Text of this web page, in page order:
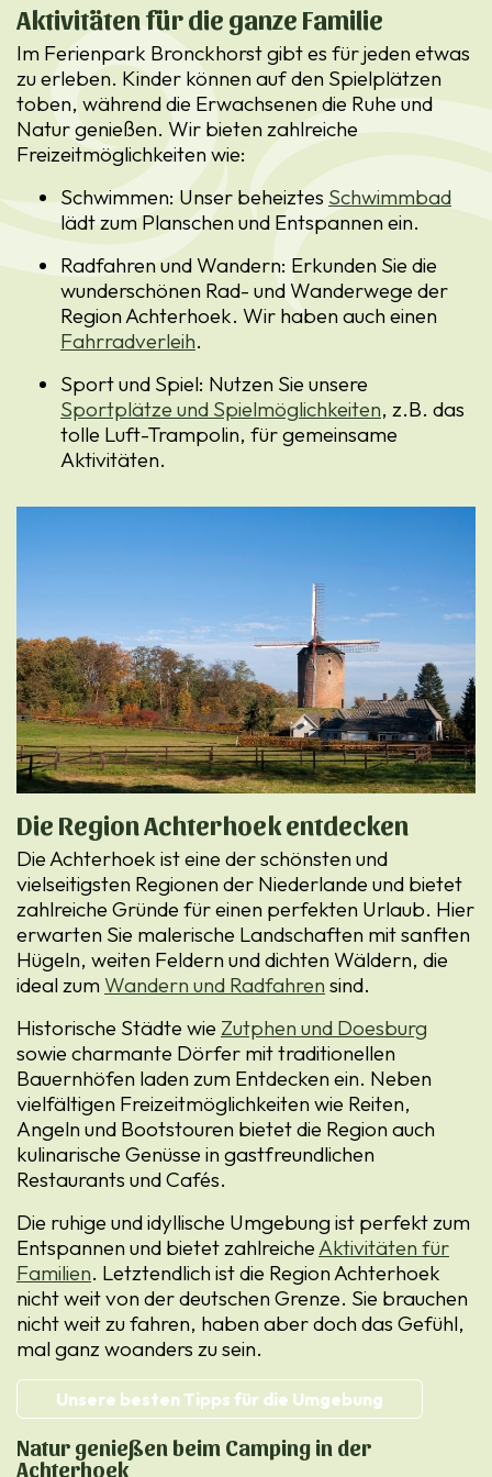
Aktivitäten für die ganze Familie
Im Ferienpark Bronckhorst gibt es für jeden etwas
zu erleben. Kinder können auf den Spielplätzen
toben, während die Erwachsenen die Ruhe und
Natur genießen. Wir bieten zahlreiche
Freizeitmöglichkeiten wie:
Schwimmen: Unser beheiztes Schwimmbad
lädt zum Planschen und Entspannen ein.
Radfahren und Wandern: Erkunden Sie die
wunderschönen Rad- und Wanderwege der
Region Achterhoek. Wir haben auch einen
Fahrradverleih.
Sport und Spiel: Nutzen Sie unsere
Sportplätze und Spielmöglichkeiten, z.B. das
tolle Luft-Trampolin, für gemeinsame
Aktivitäten.
Die Region Achterhoek entdecken
Die Achterhoek ist eine der schönsten und
vielseitigsten Regionen der Niederlande und bietet
zahlreiche Gründe für einen perfekten Urlaub. Hier
erwarten Sie malerische Landschaften mit sanften
Hügeln, weiten Feldern und dichten Wäldern, die
ideal zum Wandern und Radfahren sind.
Historische Städte wie Zutphen und Doesburg
sowie charmante Dörfer mit traditionellen
Bauernhöfen laden zum Entdecken ein. Neben
vielfältigen Freizeitmöglichkeiten wie Reiten,
Angeln und Bootstouren bietet die Region auch
kulinarische Genüsse in gastfreundlichen
Restaurants und Cafés.
Die ruhige und idyllische Umgebung ist perfekt zum
Entspannen und bietet zahlreicheAktivitäten für
Familien. Letztendlich ist die Region Achterhoek
nicht weit von der deutschen Grenze. Sie brauchen
nicht weit zu fahren, haben aber doch das Gefühl,
mal ganz woanders zu sein.
Unsere besten Tipps für die Umgebung
Natur genießen beim Camping in der
Achterhoek